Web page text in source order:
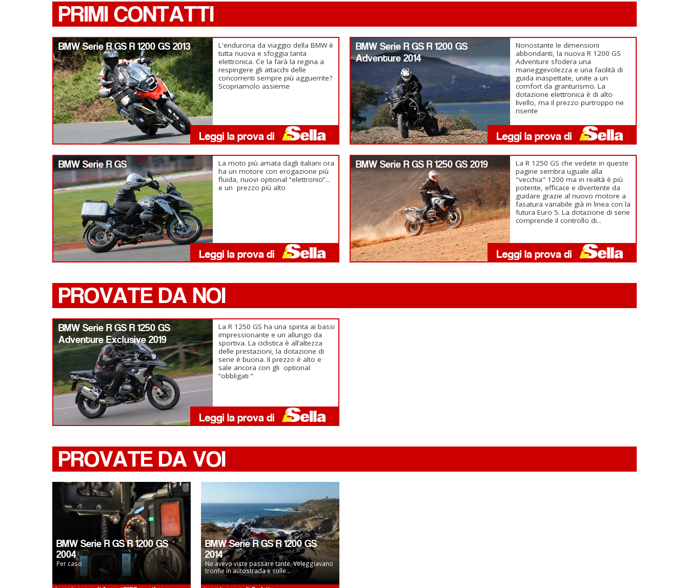
PRIMI CONTATTI
BMW Serie R GS R 1200 GS 2013
L'endurona da viaggio della BMW è
tutta nuova e sfoggia tanta
elettronica. Ce la farà la regina a
respingere gli attacchi delle
concorrenti sempre più agguerrite?
Scopriamolo assieme
BMW Serie R GS R 1200 GS
Adventure 2014
Nonostante le dimensioni
abbondanti, la nuova R 1200 GS
Adventure sfodera una
maneggevolezza e una facilità di
guida inaspettate, unite a un
comfort da granturismo. La
dotazione elettronica è di alto
livello, ma il prezzo purtroppo ne
risente
BMW Serie R GS
La moto più amata dagli italiani ora
ha un motore con erogazione più
fluida, nuovi optional “elettronici”...
e un prezzo più alto
BMW Serie R GS R 1250 GS 2019
La R 1250 GS che vedete in queste
pagine sembra uguale alla
"vecchia" 1200 ma in realtà è più
potente, efficace e divertente da
guidare grazie al nuovo motore a
fasatura variabile già in linea con la
futura Euro 5. La dotazione di serie
comprende il controllo di...
PROVATE DA NOI
BMW Serie R GS R 1250 GS
Adventure Exclusive 2019
La R 1250 GS ha una spinta ai bassi
impressionante e un allungo da
sportiva. La ciclistica è all’altezza
delle prestazioni, la dotazione di
serie è buona. Il prezzo è alto e
sale ancora con gli optional
“obbligati “
PROVATE DA VOI
BMW Serie R GS R 1200 GS
2004
Per caso
BMW Serie R GS R 1200 GS
2014
Ne avevo viste passare tante. Veleggiavano
tronfie in autostrada e sulle...